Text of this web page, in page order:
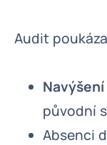
Audit
Navýšení
původní
Absenci